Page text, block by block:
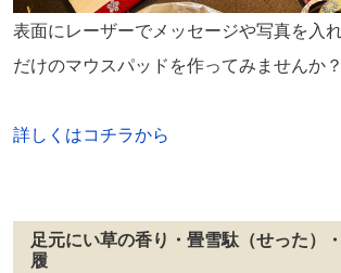
表面にレーザーでメッセージや写真を入
だけのマウスパッドを作ってみませんか？
詳しくはコチラから
足元にい草の香り・畳雪駄（せった）
履